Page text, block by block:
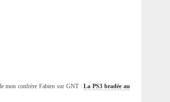
mon confrère Fabien sur GNT :La PS3 bradée au